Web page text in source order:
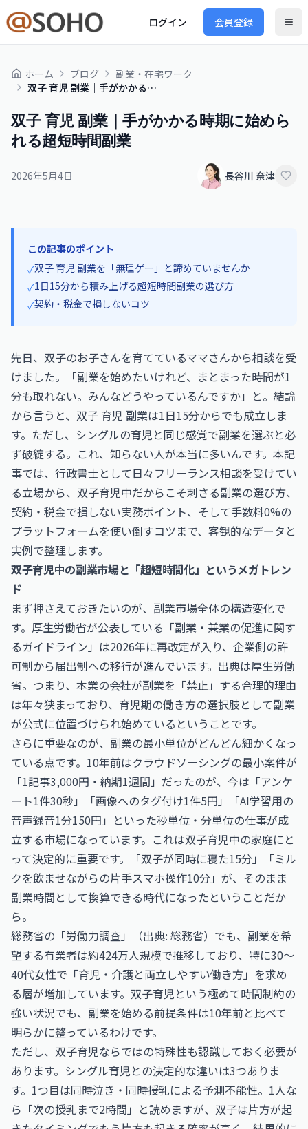
ログイン 会員登録
ホーム ブログ
副業・在宅ワーク
双子 育児 副業｜手がかかる時期に始められる超短時間副業
双子 育児 副業｜手がかかる時期に始めら
れる超短時間副業
2026年5月4日 長谷川 奈津
この記事のポイント
✓双子 育児 副業を「無理ゲー」と諦めていませんか
✓1日15分から積み上げる超短時間副業の選び方
✓契約・税金で損しないコツ
先日、双子のお子さんを育てているママさんから相談を受
けました。「副業を始めたいけれど、まとまった時間が1
分も取れない。みんなどうやっているんですか」と。結論
から言うと、双子 育児 副業は1日15分からでも成立しま
す。ただし、シングルの育児と同じ感覚で副業を選ぶと必
ず破綻する。これ、知らない人が本当に多いんです。本記
事では、行政書士として日々フリーランス相談を受けてい
る立場から、双子育児中だからこそ刺さる副業の選び方、
契約・税金で損しない実務ポイント、そして手数料0%の
プラットフォームを使い倒すコツまで、客観的なデータと
実例で整理します。
双子育児中の副業市場と「超短時間化」というメガトレン
ド
まず押さえておきたいのが、副業市場全体の構造変化で
す。厚生労働省が公表している「副業・兼業の促進に関す
るガイドライン」は2026年に再改定が入り、企業側の許
可制から届出制への移行が進んでいます。出典は厚生労働
省。つまり、本業の会社が副業を「禁止」する合理的理由
は年々狭まっており、育児期の働き方の選択肢として副業
が公式に位置づけられ始めているということです。
さらに重要なのが、副業の最小単位がどんどん細かくなっ
ている点です。10年前はクラウドソーシングの最小案件が
「1記事3,000円・納期1週間」だったのが、今は「アンケ
ート1件30秒」「画像へのタグ付け1件5円」「AI学習用の
音声録音1分150円」といった秒単位・分単位の仕事が成
立する市場になっています。これは双子育児中の家庭にと
って決定的に重要です。「双子が同時に寝た15分」「ミル
クを飲ませながらの片手スマホ操作10分」が、そのまま
副業時間として換算できる時代になったということだか
ら。
総務省の「労働力調査」（出典: 総務省）でも、副業を希
望する有業者は約424万人規模で推移しており、特に30〜
40代女性で「育児・介護と両立しやすい働き方」を求め
る層が増加しています。双子育児という極めて時間制約の
強い状況でも、副業を始める前提条件は10年前と比べて
明らかに整っているわけです。
ただし、双子育児ならではの特殊性も認識しておく必要が
あります。シングル育児との決定的な違いは3つありま
す。1つ目は同時泣き・同時授乳による予測不能性。1人な
ら「次の授乳まで2時間」と読めますが、双子は片方が起